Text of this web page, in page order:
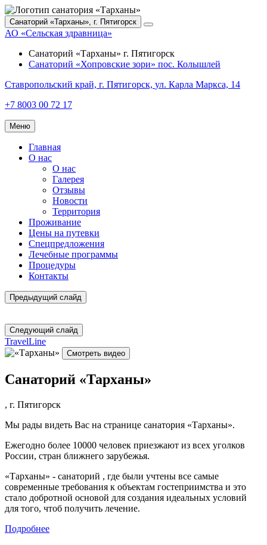
Санаторий «Тарханы», г. Пятигорск
АО «Сельская здравница»
Санаторий «Тарханы» г. Пятигорск
Санаторий «Хопровские зори» пос. Колышлей
Ставропольский край, г. Пятигорск, ул. Карла Маркса, 14
+7 8003 00 72 17
Меню
Главная
О нас
О нас
Галерея
Отзывы
Новости
Территория
Проживание
Цены на путевки
Спецпредложения
Лечебные программы
Процедуры
Контакты
Предыдущий слайд
Следующий слайд
TravelLine
Смотреть видео
Санаторий «Тарханы»
, г. Пятигорск
Мы рады видеть Вас на странице санатория «Тарханы».
Ежегодно более 10000 человек приезжают из всех уголков
России, стран ближнего зарубежья.
«Тарханы» - санаторий , где были учтены все самые
современные требования к объектам гостеприимства и это
стало добротной основой для создания идеальных условий
для того, чтоб получить лечение.
Подробнее